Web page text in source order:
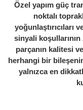
Özel yapım güç
noktalı
yoğunlaştırıcıları
sinyali
parçanın kalitesi
herhangi bir
yalnızca en